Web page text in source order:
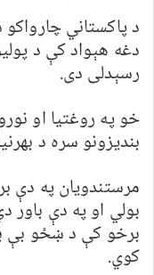
د پاکستاني
رسېدلی دی.
خو په روغتیا او
بندیزونو سره د
مرستندویان په دې
بولي او په دې باور
برخو کې د ښځو بې
کوي.